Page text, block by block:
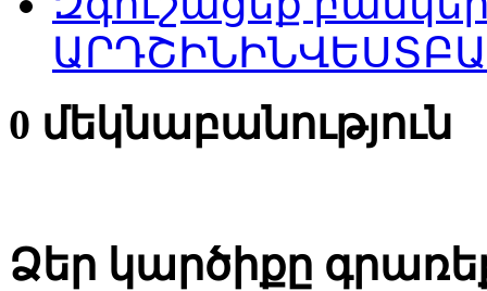
0 մեկնաբանություն
Ձեր կարծիքը